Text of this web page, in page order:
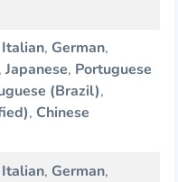
Italian, German,
, Japanese, Portuguese
(Brazil),
, Chinese
Italian, German,